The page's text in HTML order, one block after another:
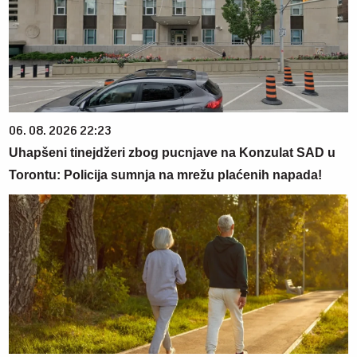
06. 08. 2026 22:23
Uhapšeni tinejdžeri zbog pucnjave na Konzulat SAD u
Torontu: Policija sumnja na mrežu plaćenih napada!